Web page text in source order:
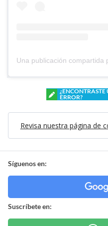
¿ENCONTRASTE
ERROR?
Revisa nuestra página de
Síguenos en:
Suscríbete en: